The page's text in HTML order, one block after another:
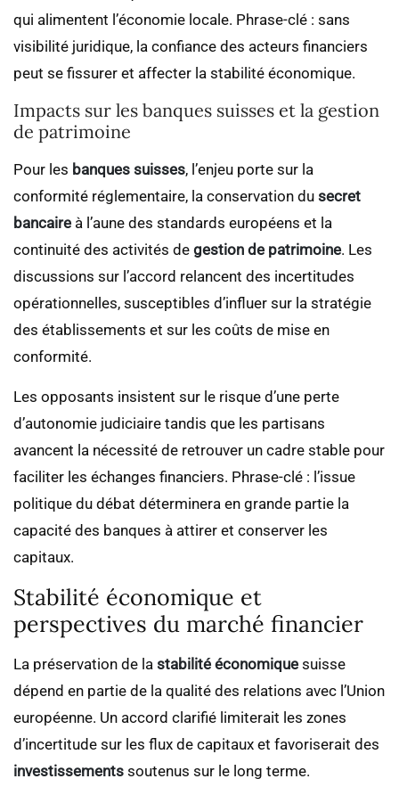
qui alimentent l’économie locale. Phrase-clé : sans
visibilité juridique, la confiance des acteurs financiers
peut se fissurer et affecter la stabilité économique.
Impacts sur les banques suisses et la gestion
de patrimoine
Pour les banques suisses, l’enjeu porte sur la
conformité réglementaire, la conservation du secret
bancaire à l’aune des standards européens et la
continuité des activités de gestion de patrimoine. Les
discussions sur l’accord relancent des incertitudes
opérationnelles, susceptibles d’influer sur la stratégie
des établissements et sur les coûts de mise en
conformité.
Les opposants insistent sur le risque d’une perte
d’autonomie judiciaire tandis que les partisans
avancent la nécessité de retrouver un cadre stable pour
faciliter les échanges financiers. Phrase-clé : l’issue
politique du débat déterminera en grande partie la
capacité des banques à attirer et conserver les
capitaux.
Stabilité économique et
perspectives du marché financier
La préservation de la stabilité économique suisse
dépend en partie de la qualité des relations avec l’Union
européenne. Un accord clarifié limiterait les zones
d’incertitude sur les flux de capitaux et favoriserait des
investissements soutenus sur le long terme.